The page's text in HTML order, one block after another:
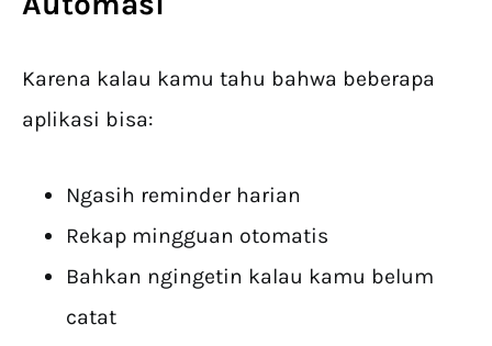
Karena kalau kamu tahu bahwa beberapa
aplikasi bisa:
Ngasih reminder harian
Rekap mingguan otomatis
Bahkan ngingetin kalau kamu belum
catat